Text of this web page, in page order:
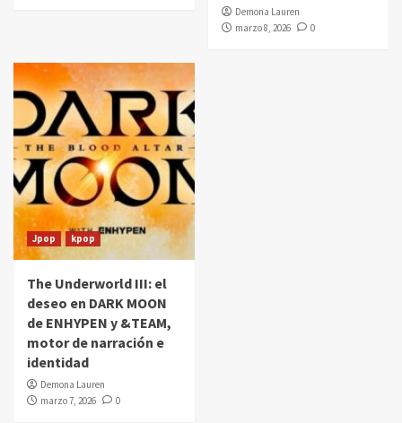
Demona Lauren
marzo 8, 2026
0
Jpop kpop
The Underworld III: el
deseo en DARK MOON
de ENHYPEN y &TEAM,
motor de narración e
identidad
Demona Lauren
marzo 7, 2026
0